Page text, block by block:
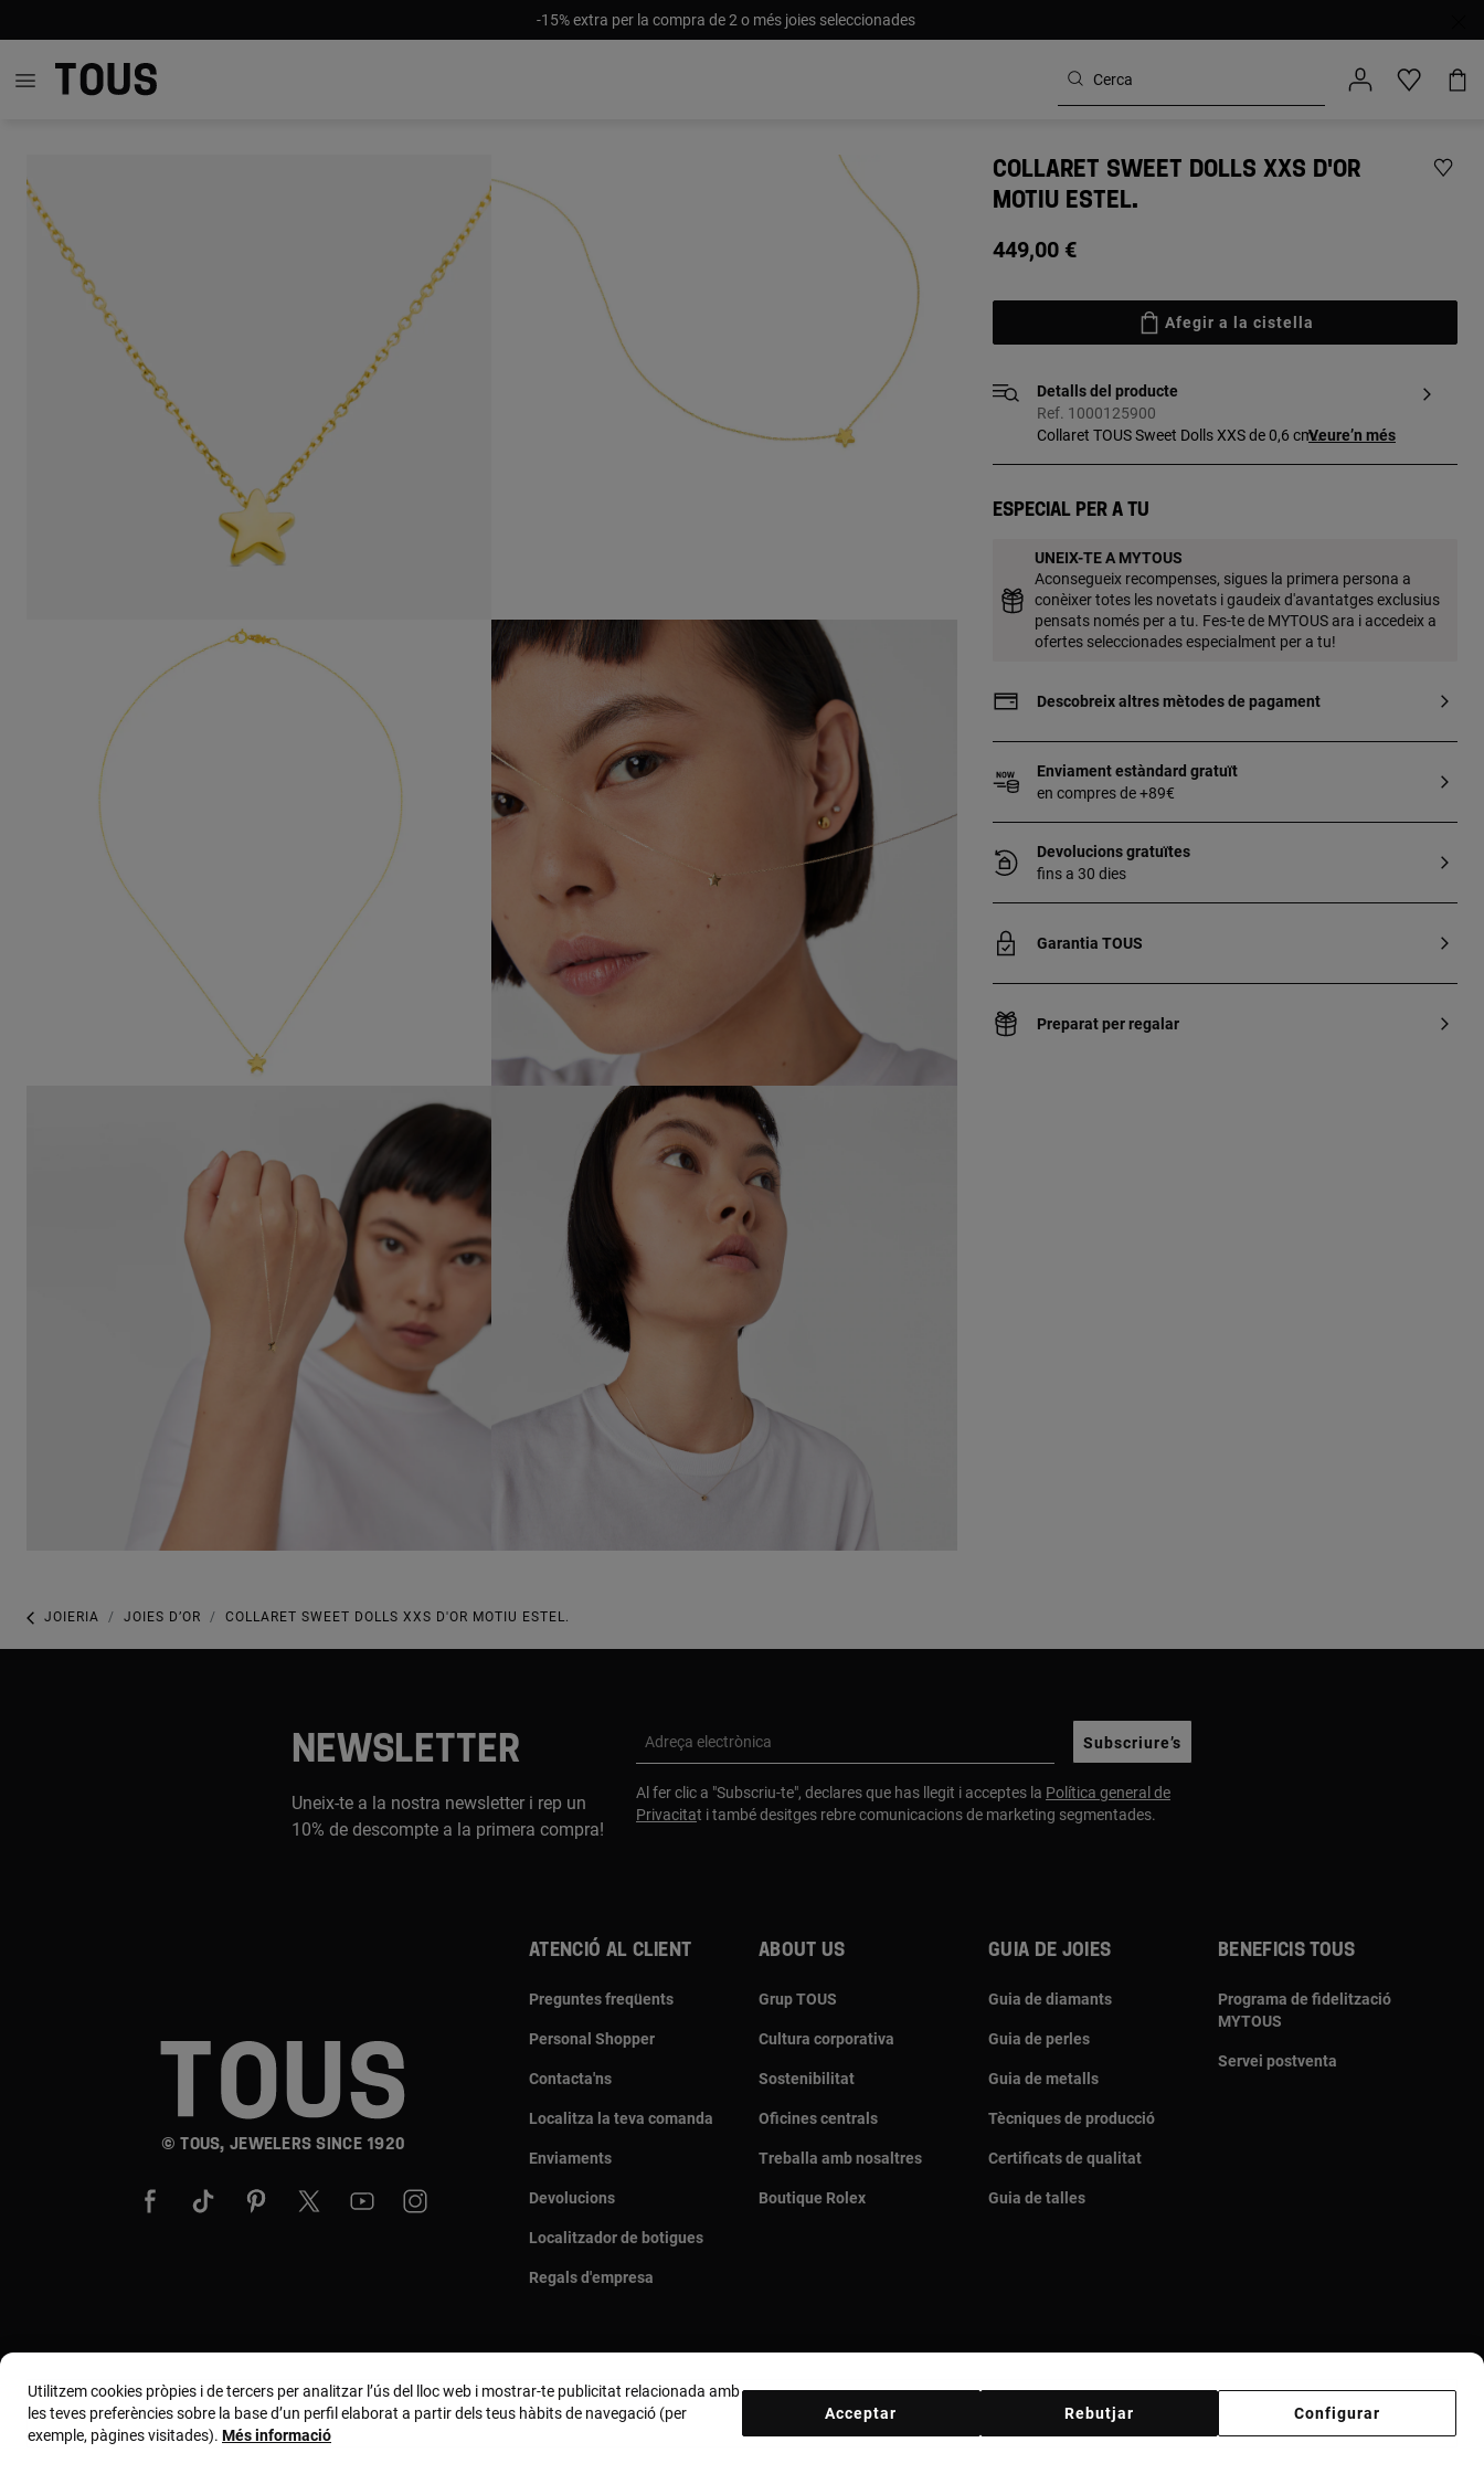
-15% extra per la compra de 2 o més joies seleccionades
COLLARET SWEET DOLLS XXS D'OR
MOTIU ESTEL.
449,00 €
Afegir a la cistella
Detalls del producte
Ref. 1000125900
Collaret TOUS Sweet Dolls XXS de 0,6 cm.Veure’n més
Especial per a tu
UNEIX-TE A MYTOUS
Aconsegueix recompenses, sigues la primera persona a
conèixer totes les novetats i gaudeix d'avantatges exclusius
pensats només per a tu. Fes-te de MYTOUS ara i accedeix a
ofertes seleccionades especialment per a tu!
Descobreix altres mètodes de pagament
Enviament estàndard gratuït
en compres de +89€
Devolucions gratuïtes
fins a 30 dies
Garantia TOUS
Preparat per regalar
JOIERIA JOIES D’OR COLLARET SWEET DOLLS XXS D'OR MOTIU ESTEL.
NEWSLETTER
Uneix-te a la nostra newsletter i rep un
10% de descompte a la primera compra!
Adreça electrònica Subscriure’s
Al fer clic a "Subscriu-te", declares que has llegit i acceptes la Política general de
Privacitat i també desitges rebre comunicacions de marketing segmentades.
© TOUS, JEWELERS SINCE 1920
Atenció al client
Preguntes freqüents
Personal Shopper
Contacta'ns
Localitza la teva comanda
Enviaments
Devolucions
Localitzador de botigues
Regals d'empresa
About us
Grup TOUS
Cultura corporativa
Sostenibilitat
Oficines centrals
Treballa amb nosaltres
Boutique Rolex
Guia de joies
Guia de diamants
Guia de perles
Guia de metalls
Tècniques de producció
Certificats de qualitat
Guia de talles
Beneficis TOUS
Programa de fidelització
MYTOUS
Servei postventa
País i moneda:España (Península Y Baleares) / Euro
Utilitzem cookies pròpies i de tercers per analitzar l’ús del lloc web i mostrar-te publicitat relacionada amb
les teves preferències sobre la base d’un perfil elaborat a partir dels teus hàbits de navegació (per
exemple, pàgines visitades). Més informació
Configurar
Rebutjar
Acceptar